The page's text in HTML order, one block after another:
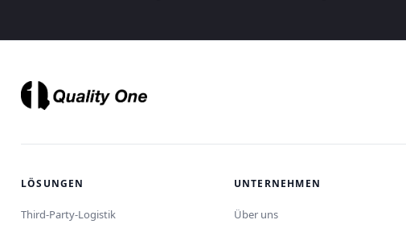
LÖSUNGEN
Third-Party-Logistik
UNTERNEHMEN
Über uns